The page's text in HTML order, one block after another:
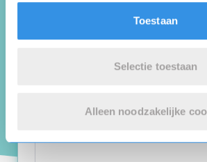
Toestaan
Selectie toestaan
Alleen noodzakelijke